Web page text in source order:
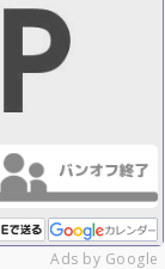
Ads by Google